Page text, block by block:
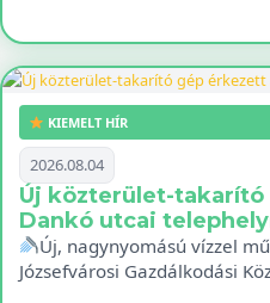
KIEMELT HÍR
2026.08.04
Új közterület-
Dankó utcai
Új, nagynyomású vízzel
Józsefvárosi Gazdálkodási